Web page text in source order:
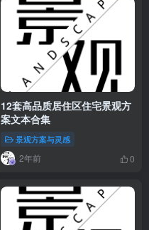
12套高品质居住区住宅景观方
案文本合集
景观方案与灵感
2年前 0